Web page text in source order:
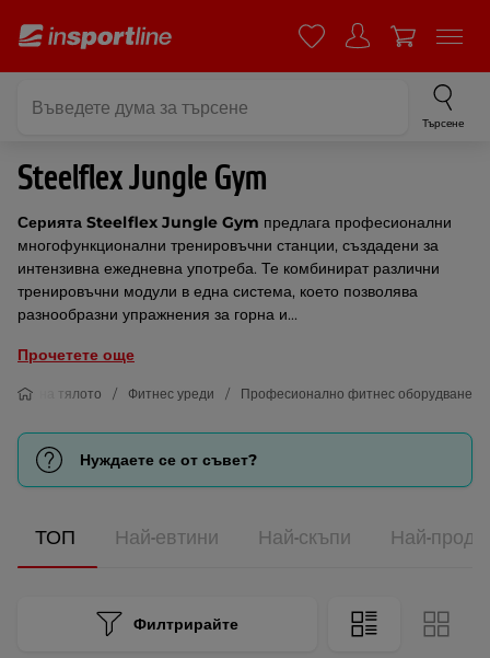
Търсене
Steelflex Jungle Gym
Серията Steelflex Jungle Gym предлага професионални
многофункционални тренировъчни станции, създадени за
интензивна ежедневна употреба. Те комбинират различни
тренировъчни модули в една система, което позволява
разнообразни упражнения за горна и...
Прочетете още
на тялото Фитнес уреди Професионално фитнес оборудване
Нуждаете се от съвет?
ТОП Най-евтини Най-скъпи Най-
Филтрирайте